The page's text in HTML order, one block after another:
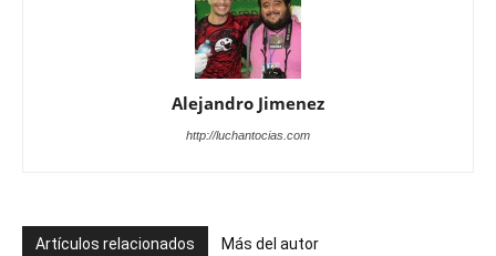
Alejandro Jimenez
http://luchantocias.com
Artículos relacionados Más del autor